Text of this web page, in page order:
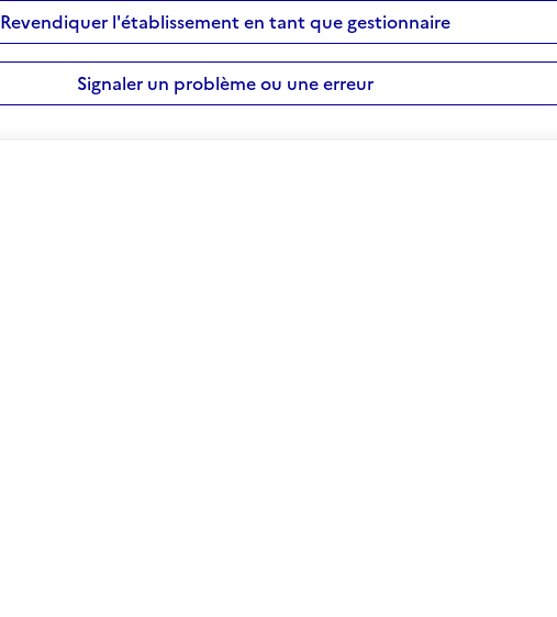
Revendiquer l'établissement en tant que gestionnaire
Signaler un problème ou une erreur